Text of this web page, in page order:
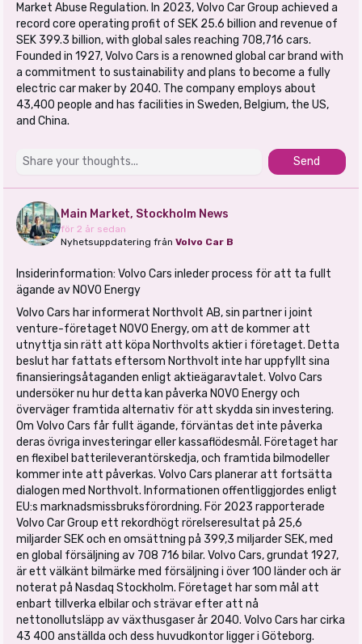
Market Abuse Regulation. In 2023, Volvo Car Group achieved a
record core operating profit of SEK 25.6 billion and revenue of
SEK 399.3 billion, with global sales reaching 708,716 cars.
Founded in 1927, Volvo Cars is a renowned global car brand with
a commitment to sustainability and plans to become a fully
electric car maker by 2040. The company employs about
43,400 people and has facilities in Sweden, Belgium, the US,
and China.
Send
Main Market, Stockholm News
för 2 år sedan
Nyhetsuppdatering från Volvo Car B
Insiderinformation: Volvo Cars inleder process för att ta fullt
ägande av NOVO Energy
Volvo Cars har informerat Northvolt AB, sin partner i joint
venture-företaget NOVO Energy, om att de kommer att
utnyttja sin rätt att köpa Northvolts aktier i företaget. Detta
beslut har fattats eftersom Northvolt inte har uppfyllt sina
finansieringsåtaganden enligt aktieägaravtalet. Volvo Cars
undersöker nu hur detta kan påverka NOVO Energy och
överväger framtida alternativ för att skydda sin investering.
Om Volvo Cars får fullt ägande, förväntas det inte påverka
deras övriga investeringar eller kassaflödesmål. Företaget har
en flexibel batterileverantörskedja, och framtida bilmodeller
kommer inte att påverkas. Volvo Cars planerar att fortsätta
dialogen med Northvolt. Informationen offentliggjordes enligt
EU:s marknadsmissbruksförordning. För 2023 rapporterade
Volvo Car Group ett rekordhögt rörelseresultat på 25,6
miljarder SEK och en omsättning på 399,3 miljarder SEK, med
en global försäljning av 708 716 bilar. Volvo Cars, grundat 1927,
är ett välkänt bilmärke med försäljning i över 100 länder och är
noterat på Nasdaq Stockholm. Företaget har som mål att
enbart tillverka elbilar och strävar efter att nå
nettonollutsläpp av växthusgaser år 2040. Volvo Cars har cirka
43 400 anställda och dess huvudkontor ligger i Göteborg.